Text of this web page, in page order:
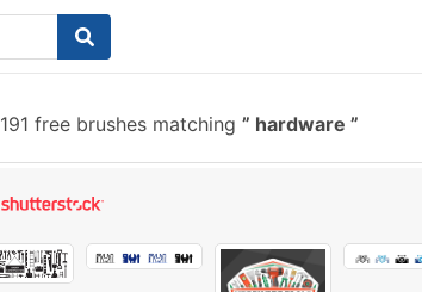
191 free brushes matching hardware